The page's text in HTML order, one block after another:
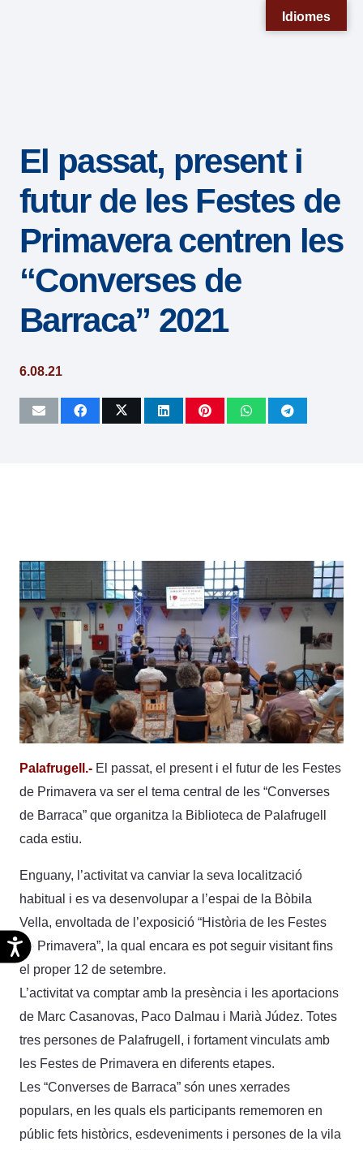
sistema
accesibilidad.
Accesibilidad
El passat, present i
futur de les Festes de
Primavera centren les
“Converses de
Barraca” 2021
6.08.21
Palafrugell.- El passat, el present i el futur de les Festes
de Primavera va ser el tema central de les “Converses
de Barraca” que organitza la Biblioteca de Palafrugell
cada estiu.
Enguany, l’activitat va canviar la seva localització
habitual i es va desenvolupar a l’espai de la Bòbila
Vella, envoltada de l’exposició “Història de les Festes
de Primavera”, la qual encara es pot seguir visitant fins
el proper 12 de setembre.
L’activitat va comptar amb la presència i les aportacions
de Marc Casanovas, Paco Dalmau i Marià Júdez. Totes
tres persones de Palafrugell, i fortament vinculats amb
les Festes de Primavera en diferents etapes.
Les “Converses de Barraca” són unes xerrades
populars, en les quals els participants rememoren en
públic fets històrics, esdeveniments i persones de la vila
Idiomes